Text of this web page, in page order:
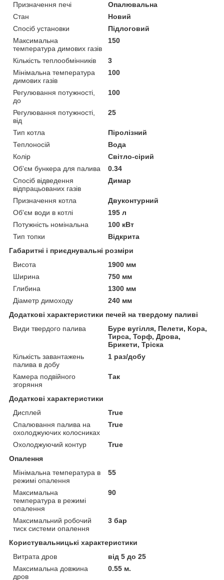
Призначення печі
Опалювальна
Стан
Новий
Спосіб установки
Підлоговий
Максимальна
температура димових газів
150
Кількість теплообмінників
3
Мінімальна температура
димових газів
100
Регулювання потужності,
до
100
Регулювання потужності,
від
25
Тип котла
Піролізний
Теплоносій
Вода
Колір
Світло-сірий
Об'єм бункера для палива
0.34
Спосіб відведення
відпрацьованих газів
Димар
Призначення котла
Двуконтурний
Об'єм води в котлі
195 л
Потужність номінальна
100 кВт
Тип топки
Відкрита
Габаритні і приєднувальні розміри
Висота
1900 мм
Ширина
750 мм
Глибина
1300 мм
Діаметр димоходу
240 мм
Додаткові характеристики печей на твердому паливі
Види твердого палива
Буре вугілля, Пелети, Кора,
Тирса, Торф, Дрова,
Брикети, Тріска
Кількість завантажень
палива в добу
1 раз/добу
Камера подвійного
згоряння
Так
Додаткові характеристики
Дисплей
True
Спалювання палива на
охолоджуючих колосниках
True
Охолоджуючий контур
True
Опалення
Мінімальна температура в
режимі опалення
55
Максимальна
температура в режимі
опалення
90
Максимальний робочий
тиск системи опалення
3 бар
Користувальницькі характеристики
Витрата дров
від 5 до 25
Максимальна довжина
дров
0.55 м.